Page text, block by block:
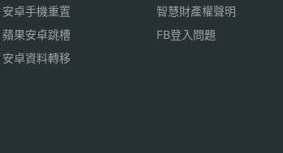
GPS 或 Gobi 行動寬頻模組
器
格僅供參考，手機王隨時
安卓手機重置
蘋果安卓跳槽
安卓資料轉移
智慧財產權聲明
FB登入問題